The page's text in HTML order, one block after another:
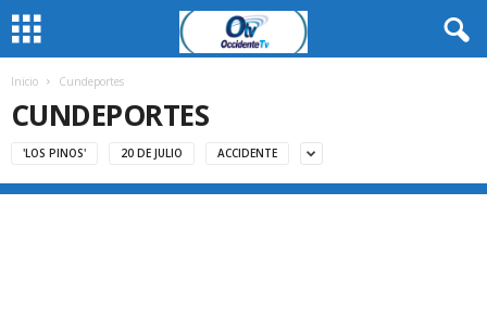
Inicio Cundeportes
CUNDEPORTES
'LOS PINOS' 20 DE JULIO ACCIDENTE